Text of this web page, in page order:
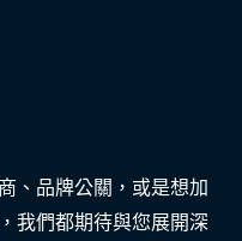
、品牌公關，或是想加
我們都期待與您展開深